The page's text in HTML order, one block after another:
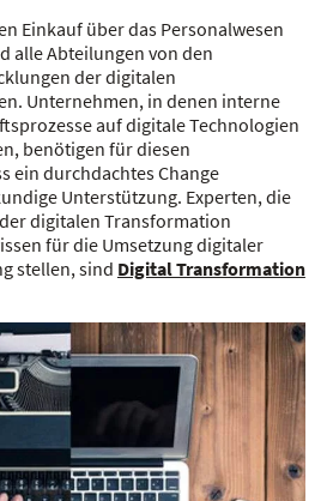
Einkauf über das Personalwesen
alle Abteilungen von den
der digitalen
Unternehmen, in denen interne
auf digitale Technologien
benötigen für diesen
ein durchdachtes Change
Unterstützung. Experten, die
digitalen Transformation
für die Umsetzung digitaler
stellen, sind Digital Transformation